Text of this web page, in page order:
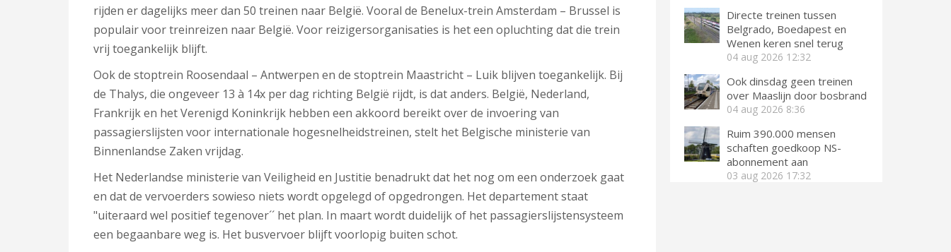
rijden er dagelijks meer dan 50 treinen naar België. Vooral de Benelux-trein Amsterdam – Brussel is
populair voor treinreizen naar België. Voor reizigersorganisaties is het een opluchting dat die trein
vrij toegankelijk blijft.
Ook de stoptrein Roosendaal – Antwerpen en de stoptrein Maastricht – Luik blijven toegankelijk. Bij
de Thalys, die ongeveer 13 à 14x per dag richting België rijdt, is dat anders. België, Nederland,
Frankrijk en het Verenigd Koninkrijk hebben een akkoord bereikt over de invoering van
passagierslijsten voor internationale hogesnelheidstreinen, stelt het Belgische ministerie van
Binnenlandse Zaken vrijdag.
Het Nederlandse ministerie van Veiligheid en Justitie benadrukt dat het nog om een onderzoek gaat
en dat de vervoerders sowieso niets wordt opgelegd of opgedrongen. Het departement staat
"uiteraard wel positief tegenover´´ het plan. In maart wordt duidelijk of het passagierslijstensysteem
een begaanbare weg is. Het busvervoer blijft voorlopig buiten schot.
Directe treinen tussen
Belgrado, Boedapest en
Wenen keren snel terug
04 aug 2026 12:32
Ook dinsdag geen treinen
over Maaslijn door bosbrand
04 aug 2026 8:36
Ruim 390.000 mensen
schaften goedkoop NS-
abonnement aan
03 aug 2026 17:32